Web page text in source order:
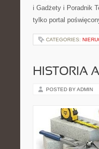
i Gadżety i Poradnik
tylko portal
CATEGORIES:
HISTORIA
POSTED BY ADMIN